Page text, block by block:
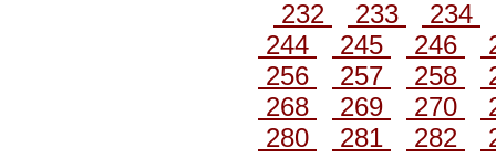
232
233
234
244
245 246
256
257 258
268
269 270
280
281 282